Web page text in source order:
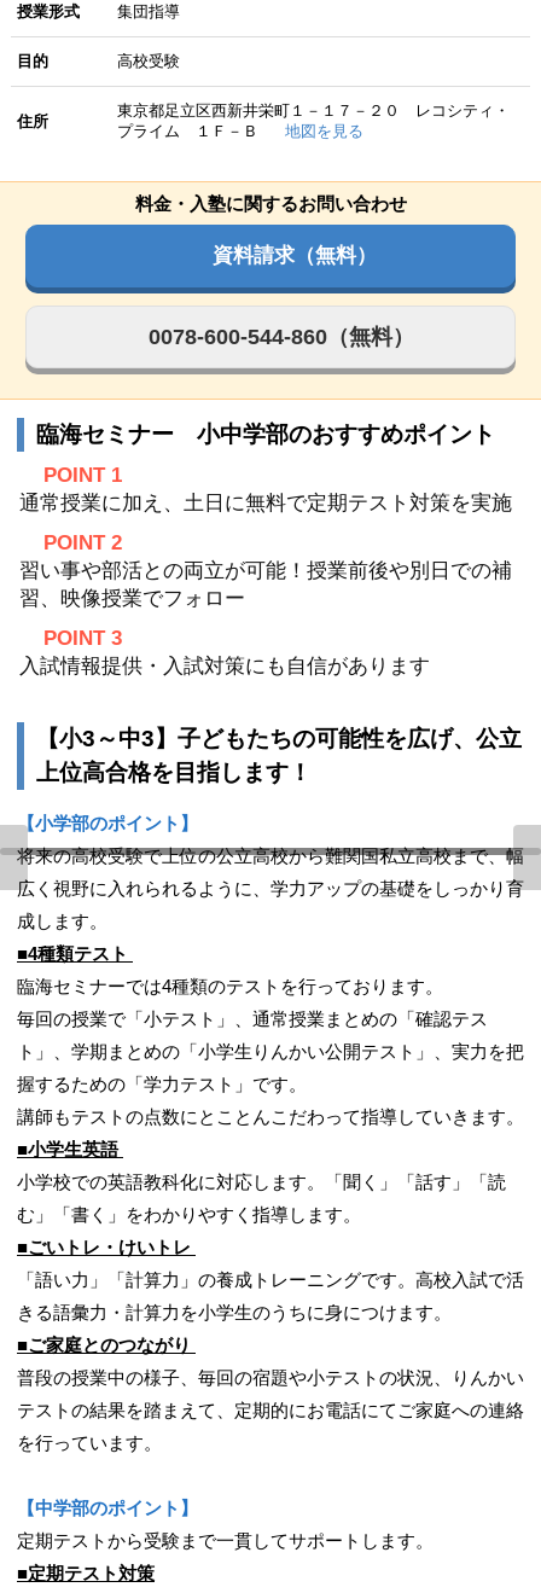
授業形式 集団指導
目的 高校受験
住所
東京都足立区西新井栄町１－１７－２０ レコシティ・
プライム １Ｆ－Ｂ
地図を見る
料金・入塾に関するお問い合わせ
資料請求（無料）
0078-600-544-860（無料）
臨海セミナー 小中学部のおすすめポイント
POINT 1
通常授業に加え、土日に無料で定期テスト対策を実施
POINT 2
習い事や部活との両立が可能！授業前後や別日での補
習、映像授業でフォロー
POINT 3
入試情報提供・入試対策にも自信があります
【小3～中3】子どもたちの可能性を広げ、公立
上位高合格を目指します！
【小学部のポイント】
将来の高校受験で上位の公立高校から難関国私立高校まで、幅
広く視野に入れられるように、学力アップの基礎をしっかり育
成します。
■4種類テスト
臨海セミナーでは4種類のテストを行っております。
毎回の授業で「小テスト」、通常授業まとめの「確認テス
ト」、学期まとめの「小学生りんかい公開テスト」、実力を把
握するための「学力テスト」です。
講師もテストの点数にとことんこだわって指導していきます。
■小学生英語
小学校での英語教科化に対応します。「聞く」「話す」「読
む」「書く」をわかりやすく指導します。
■ごいトレ・けいトレ
「語い力」「計算力」の養成トレーニングです。高校入試で活
きる語彙力・計算力を小学生のうちに身につけます。
■ご家庭とのつながり
普段の授業中の様子、毎回の宿題や小テストの状況、りんかい
テストの結果を踏まえて、定期的にお電話にてご家庭への連絡
を行っています。
【中学部のポイント】
定期テストから受験まで一貫してサポートします。
■定期テスト対策